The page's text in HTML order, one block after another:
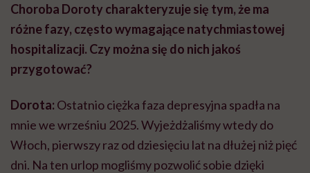
Choroba Doroty charakteryzuje się tym, że ma
różne fazy, często wymagające natychmiastowej
hospitalizacji. Czy można się do nich jakoś
przygotować?
Dorota: Ostatnio ciężka faza depresyjna spadła na
mnie we wrześniu 2025. Wyjeżdżaliśmy wtedy do
Włoch, pierwszy raz od dziesięciu lat na dłużej niż pięć
dni. Na ten urlop mogliśmy pozwolić sobie dzięki